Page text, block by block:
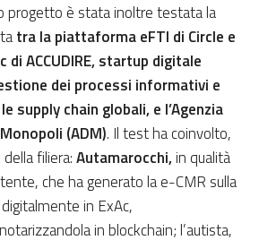
progetto è stata inoltre testata la
tra la piattaforma eFTI di Circle e
ACCUDIRE, startup digitale
dei processi informativi e
supply chain globali, e l’Agenzia
(ADM). Il test ha coinvolto,
filiera:Autamarocchi,in qualità
che ha generato la e-CMR sulla
in ExAc,
in blockchain; l’autista,